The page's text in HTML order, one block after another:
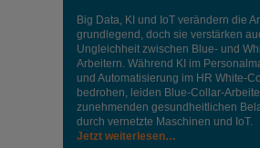
Big Data, KI und IoT verändern die
grundlegend, doch sie verstärken
Ungleichheit zwischen Blue- und
Arbeitern. Während KI im
und Automatisierung im HR White-
bedrohen, leiden Blue-Collar-
zunehmenden gesundheitlichen
durch vernetzte Maschinen und IoT.
Jetzt weiterlesen…